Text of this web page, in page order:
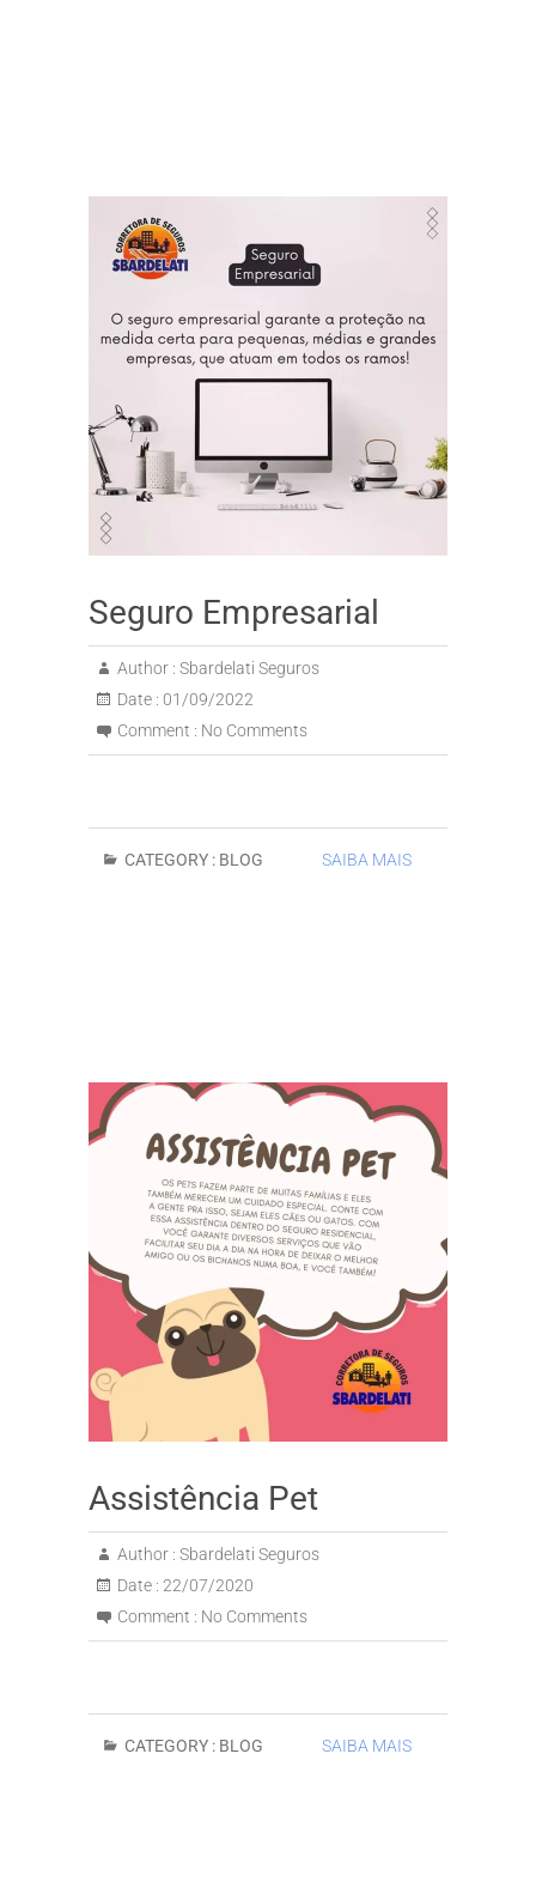
Seguro Empresarial
Author : Sbardelati Seguros
Date : 01/09/2022
Comment : No Comments
CATEGORY : BLOG SAIBA MAIS
Assistência Pet
Author : Sbardelati Seguros
Date : 22/07/2020
Comment : No Comments
CATEGORY : BLOG SAIBA MAIS